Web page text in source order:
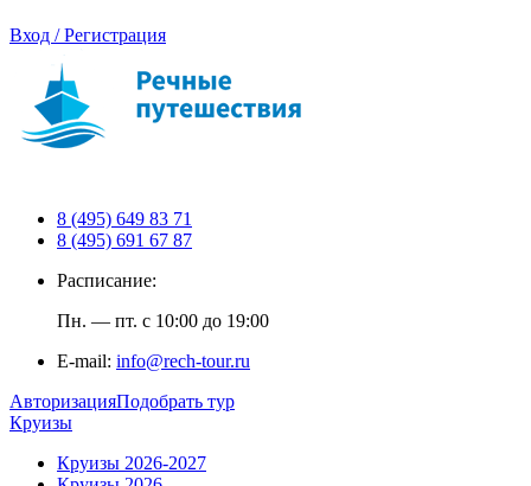
Вход / Регистрация
8 (495) 649 83 71
8 (495) 691 67 87
Расписание:
Пн. — пт. с 10:00 до 19:00
E-mail: info@rech-tour.ru
АвторизацияПодобрать тур
Круизы
Круизы 2026-2027